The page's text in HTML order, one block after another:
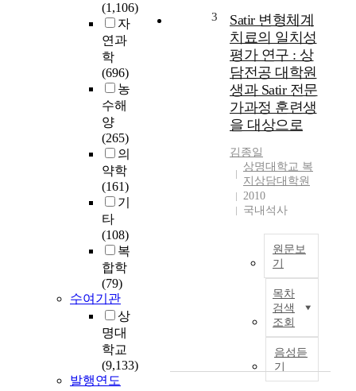
(1,106)
자
연과
학
(696)
농
수해
양
(265)
의
약학
(161)
기
타
(108)
복
합학
(79)
수여기관
상
명대
학교
(9,133)
발행연도
3
Satir 변형체계
치료의 일치성
평가 연구 : 상
담전공 대학원
생과 Satir 전문
가과정 훈련생
을 대상으로
김종일
상명대학교 복
지상담대학원
2010
국내석사
원문보
기
목차
검색
조회
음성듣
기